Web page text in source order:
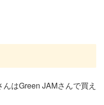
はGreen JAMさんで買え